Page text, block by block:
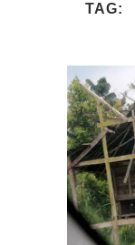
TAG